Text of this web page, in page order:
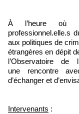
À l’heure où
professionnel.elle.s
aux politiques de
étrangères en dépit
l’Observatoire de
une rencontre
d’échanger et
Intervenants :